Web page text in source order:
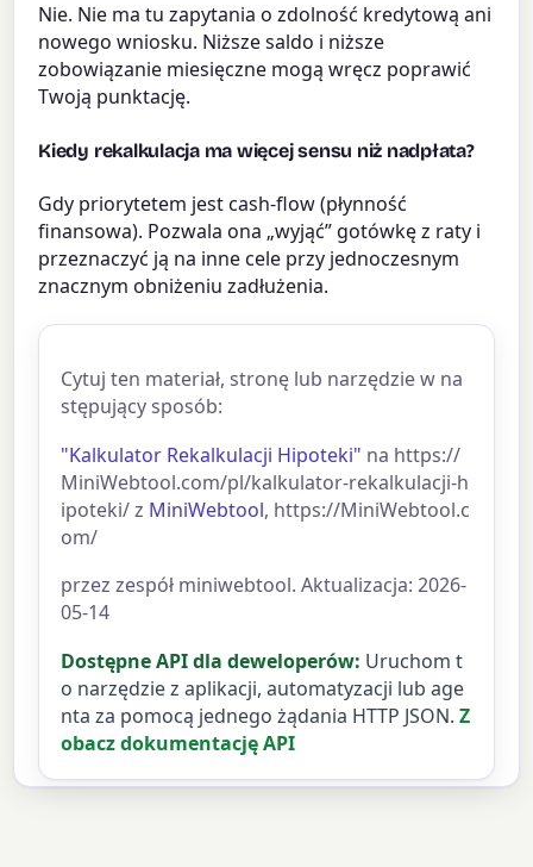
Nie. Nie ma tu zapytania o zdolność kredytową ani
nowego wniosku. Niższe saldo i niższe
zobowiązanie miesięczne mogą wręcz poprawić
Twoją punktację.
Kiedy rekalkulacja ma więcej sensu niż nadpłata?
Gdy priorytetem jest cash-flow (płynność
finansowa). Pozwala ona „wyjąć” gotówkę z raty i
przeznaczyć ją na inne cele przy jednoczesnym
znacznym obniżeniu zadłużenia.
Cytuj ten materiał, stronę lub narzędzie w na
stępujący sposób:
"Kalkulator Rekalkulacji Hipoteki" na https://
MiniWebtool.com/pl/kalkulator-rekalkulacji-h
ipoteki/ z MiniWebtool, https://MiniWebtool.c
om/
przez zespół miniwebtool. Aktualizacja: 2026-
05-14
Dostępne API dla deweloperów: Uruchom t
o narzędzie z aplikacji, automatyzacji lub age
nta za pomocą jednego żądania HTTP JSON. Z
obacz dokumentację API